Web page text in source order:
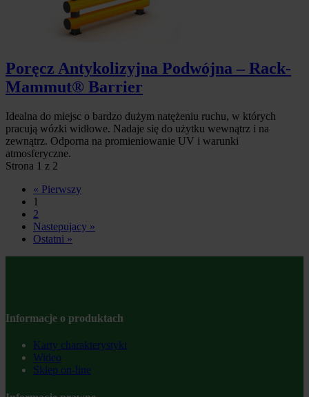
Poręcz Antykolizyjna Podwójna – Rack-
Mammut® Barrier
Idealna do miejsc o bardzo dużym natężeniu ruchu, w których
pracują wózki widłowe. Nadaje się do użytku wewnątrz i na
zewnątrz. Odporna na promieniowanie UV i warunki
atmosferyczne.
Strona 1 z 2
« Pierwszy
1
2
Nastepujacy »
Ostatni »
Informacje o produktach
Karty charakterystyki
Wideo
Sklep on-line